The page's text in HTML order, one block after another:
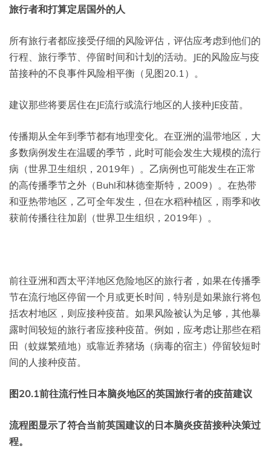
旅行者和打算定居国外的人
所有旅行者都应接受仔细的风险评估，评估应考虑到他们的
行程、旅行季节、停留时间和计划的活动。JE的风险应与疫
苗接种的不良事件风险相平衡（见图20.1）。
建议那些将要居住在JE流行或流行地区的人接种JE疫苗。
传播期从全年到季节都有地理变化。在亚洲的温带地区，大
多数病例发生在温暖的季节，此时可能会发生大规模的流行
病（世界卫生组织，2019年）。乙病例也可能发生在正常
的高传播季节之外（Buhl和林德奎斯特，2009）。在热带
和亚热带地区，乙可全年发生，但在水稻种植区，雨季和收
获前传播往往加剧（世界卫生组织，2019年）。
前往亚洲和西太平洋地区危险地区的旅行者，如果在传播季
节在流行地区停留一个月或更长时间，特别是如果旅行将包
括农村地区，则应接种疫苗。如果风险被认为足够，其他暴
露时间较短的旅行者应接种疫苗。例如，应考虑让那些在稻
田（蚊媒繁殖地）或靠近养猪场（病毒的宿主）停留较短时
间的人接种疫苗。
图20.1前往流行性日本脑炎地区的英国旅行者的疫苗建议
流程图显示了符合当前英国建议的日本脑炎疫苗接种决策过
程。